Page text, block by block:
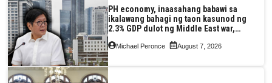
PH economy, inaasahang babawi sa
ikalawang bahagi ng taon kasunod ng
2.3% GDP dulot ng Middle East war,
pagkaantala ng public construction
Michael Peronce August 7, 2026